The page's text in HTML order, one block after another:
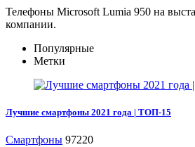
Телефоны Microsoft Lumia 950 на
компании.
Популярные
Метки
Лучшие смартфоны 2021 года | ТОП-15
Смартфоны 97220